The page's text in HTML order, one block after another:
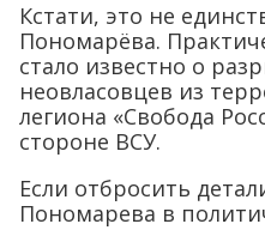
Кстати, это не
Пономарёва.
стало известно о
неовласовцев из
легиона «Свобода
стороне ВСУ.
Если отбросить
Пономарева в